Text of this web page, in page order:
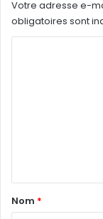
Votre adresse e-
obligatoires sont
a
Nom *